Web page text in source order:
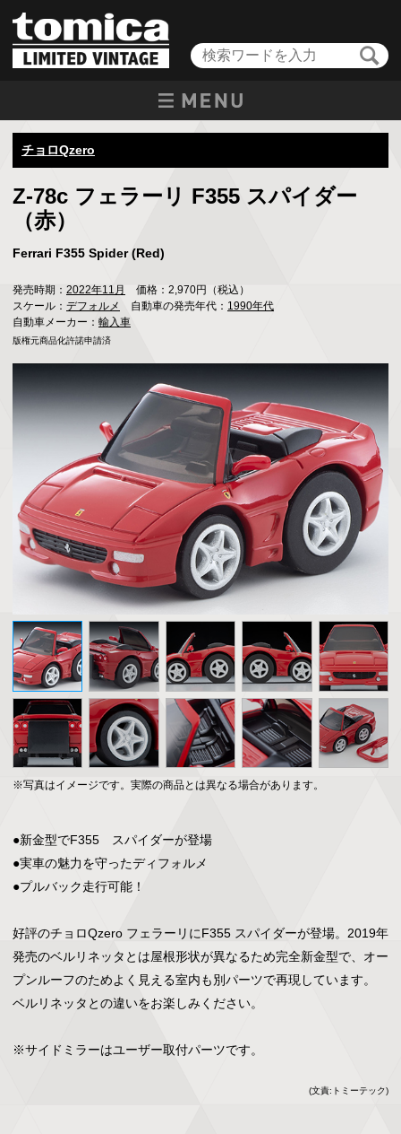
チョロQzero
Z-78c フェラーリ F355 スパイダー
（赤）
Ferrari F355 Spider (Red)
発売時期： 2022年11月
価格：2,970円（税込）
スケール： デフォルメ 自動車の発売年代： 1990年代
自動車メーカー： 輸入車
版権元商品化許諾申請済
※写真はイメージです。実際の商品とは異なる場合があります。
●新金型でF355　スパイダーが登場
●実車の魅力を守ったディフォルメ
●プルバック走行可能！
好評のチョロQzero フェラーリにF355 スパイダーが登場。2019年
発売のベルリネッタとは屋根形状が異なるため完全新金型で、オー
プンルーフのためよく見える室内も別パーツで再現しています。
ベルリネッタとの違いをお楽しみください。
※サイドミラーはユーザー取付パーツです。
(文責:トミーテック)